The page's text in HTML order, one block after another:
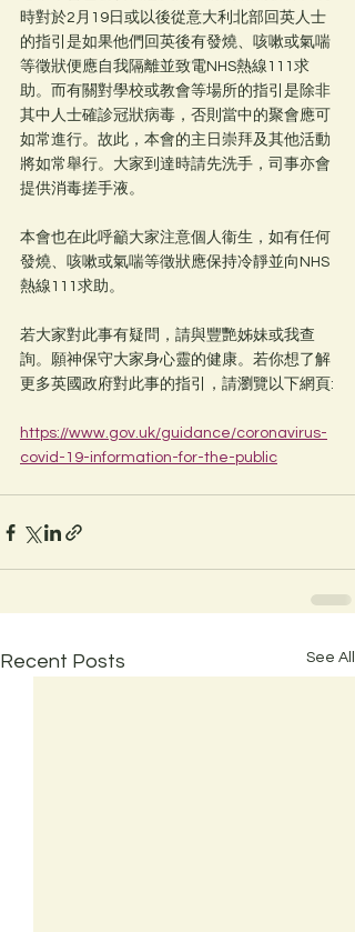
時對於2月19日或以後從意大利北部回英人士
的指引是如果他們回英後有發燒、咳嗽或氣喘
等徵狀便應自我隔離並致電NHS熱線111求
助。而有關對學校或教會等場所的指引是除非
其中人士確診冠狀病毒，否則當中的聚會應可
如常進行。故此，本會的主日崇拜及其他活動
將如常舉行。大家到達時請先洗手，司事亦會
提供消毒搓手液。
本會也在此呼籲大家注意個人衞生，如有任何
發燒、咳嗽或氣喘等徵狀應保持冷靜並向NHS
熱線111求助。
若大家對此事有疑問，請與豐艷姊妹或我查
詢。願神保守大家身心靈的健康。若你想了解
更多英國政府對此事的指引，請瀏覽以下網頁:
https://www.gov.uk/guidance/coronavirus-
covid-19-information-for-the-public
Recent Posts See All